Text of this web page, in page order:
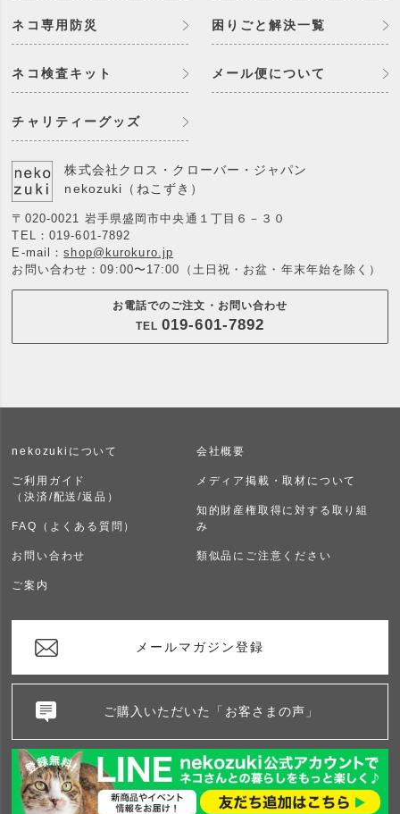
ネコ専用防災
ネコ検査キット
チャリティーグッズ
困りごと解決一覧
メール便について
株式会社クロス・クローバー・ジャパン
nekozuki（ねこずき）
〒020-0021 岩手県盛岡市中央通１丁目６－３０
TEL： 019-601-7892
E-mail：shop@kurokuro.jp
お問い合わせ：09:00〜17:00（土日祝・お盆・年末年始を除く）
お電話でのご注文・お問い合わせ
TEL 019-601-7892
nekozukiについて
ご利用ガイド
（決済/配送/返品）
FAQ（よくある質問）
お問い合わせ
ご案内
会社概要
メディア掲載・取材について
知的財産権取得に対する取り組
み
類似品にご注意ください
メールマガジン登録
ご購入いただいた「お客さまの声」